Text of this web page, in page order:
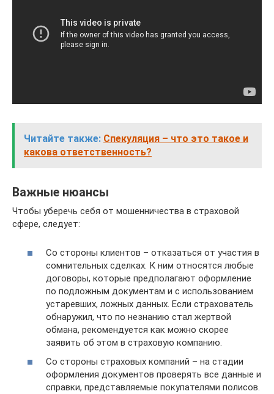
Читайте также: Спекуляция – что это такое и
какова ответственность?
Важные нюансы
Чтобы уберечь себя от мошенничества в страховой
сфере, следует:
Со стороны клиентов – отказаться от участия в
сомнительных сделках. К ним относятся любые
договоры, которые предполагают оформление
по подложным документам и с использованием
устаревших, ложных данных. Если страхователь
обнаружил, что по незнанию стал жертвой
обмана, рекомендуется как можно скорее
заявить об этом в страховую компанию.
Со стороны страховых компаний – на стадии
оформления документов проверять все данные и
справки, представляемые покупателями полисов.